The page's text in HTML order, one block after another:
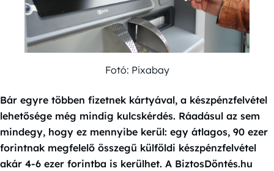
Fotó: Pixabay
Bár egyre többen fizetnek kártyával, a készpénzfelvétel
lehetősége még mindig kulcskérdés. Ráadásul az sem
mindegy, hogy ez mennyibe kerül: egy átlagos, 90 ezer
forintnak megfelelő összegű külföldi készpénzfelvétel
akár 4-6 ezer forintba is kerülhet. A BiztosDöntés.hu